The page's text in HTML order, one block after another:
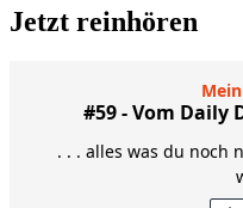
Jetzt reinhören